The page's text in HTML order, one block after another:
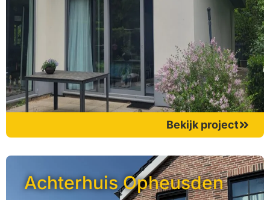
Bekijk project
Achterhuis Opheusden